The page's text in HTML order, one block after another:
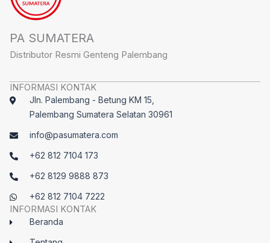
PA SUMATERA
Distributor Resmi Genteng Palembang
INFORMASI KONTAK
Jln. Palembang - Betung KM 15,
Palembang Sumatera Selatan 30961
info@pasumatera.com
+62 812 7104 173
+62 8129 9888 873
+62 812 7104 7222
INFORMASI KONTAK
Beranda